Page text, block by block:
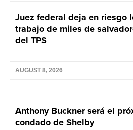
Juez federal deja en riesgo
trabajo de miles de
del TPS
AUGUST 8, 2026
Anthony Buckner será el
condado de Shelby